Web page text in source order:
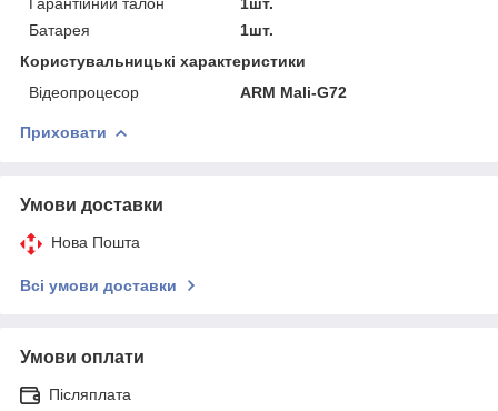
Батарея
1шт.
Користувальницькі характеристики
Відеопроцесор
ARM Mali-G72
Приховати
Умови доставки
Нова Пошта
Всі умови доставки
Умови оплати
Післяплата